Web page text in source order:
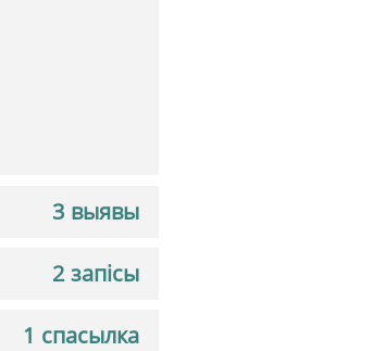
3 выявы
2 запісы
1 спасылка